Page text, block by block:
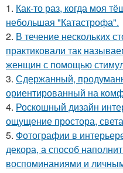
1. Как-то раз, когда моя
небольшая "Катастрофа".
2. В течение нескольких
практиковали так
женщин с помощью
3. Сдержанный,
ориентированный на
4. Роскошный дизайн
ощущение простора,
5. Фотографии в
декора, а способ
воспоминаниями и